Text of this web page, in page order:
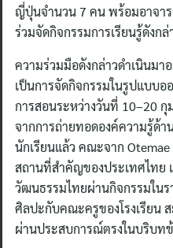
ญี่ปุ่นจำนวน 7 คน พร้อมอาจา
ร่วมจัดกิจกรรมการเรียนรู้ดังก
ความร่วมมือดังกล่าวดำเนินมา
เป็นการจัดกิจกรรมในรูปแบบอ
การสอนระหว่างวันที่ 10–20
จากการถ่ายทอดองค์ความรู้ด้
นักเรียนแล้ว คณะจาก
สถานที่สำคัญของประเทศไทย
วัฒนธรรมไทยผ่านกิจกรรมใน
ศิลปะกับคณะครูของโรงเรียน
ผ่านประสบการณ์ตรงในบริบท